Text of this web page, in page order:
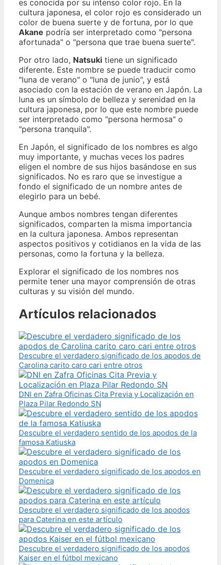
es conocida por su intenso color rojo. En la
cultura japonesa, el color rojo es considerado un
color de buena suerte y de fortuna, por lo que
Akane podría ser interpretado como "persona
afortunada" o "persona que trae buena suerte".
Por otro lado, Natsuki tiene un significado
diferente. Este nombre se puede traducir como
"luna de verano" o "luna de junio", y está
asociado con la estación de verano en Japón. La
luna es un símbolo de belleza y serenidad en la
cultura japonesa, por lo que este nombre puede
ser interpretado como "persona hermosa" o
"persona tranquila".
En Japón, el significado de los nombres es algo
muy importante, y muchas veces los padres
eligen el nombre de sus hijos basándose en sus
significados. No es raro que se investigue a
fondo el significado de un nombre antes de
elegirlo para un bebé.
Aunque ambos nombres tengan diferentes
significados, comparten la misma importancia
en la cultura japonesa. Ambos representan
aspectos positivos y cotidianos en la vida de las
personas, como la fortuna y la belleza.
Explorar el significado de los nombres nos
permite tener una mayor comprensión de otras
culturas y su visión del mundo.
Artículos relacionados
Descubre el verdadero significado de los apodos de
Carolina carito caro cari entre otros
DNI en Zafra Oficinas Cita Previa y Localización en
Plaza Pilar Redondo SN
Descubre el verdadero sentido de los apodos de la
famosa Katiuska
Descubre el verdadero significado de los apodos en
Domenica
Descubre el verdadero significado de los apodos
para Caterina en este artículo
Descubre el verdadero significado de los apodos
Kaiser en el fútbol mexicano